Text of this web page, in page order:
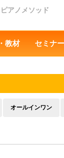
アノメソッド
教材 セミナ
オールインワン